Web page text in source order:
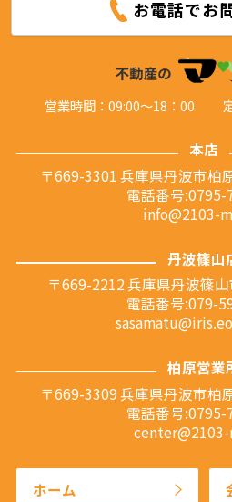
お電話でお
営業時間：09:00～18：00
本店
〒669-3301 兵庫県丹波市柏
電話番号:0795-
info@2103-
丹波篠山
〒669-2212 兵庫県丹波篠
電話番号:079-
柏原営業
〒669-3309 兵庫県丹波市柏
電話番号:0795-
ホーム